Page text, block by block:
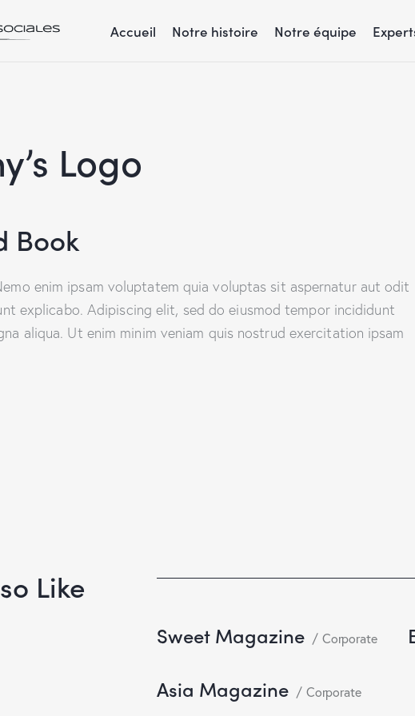
Accueil Notre histoire Notre équipe
Logo
Book
enim ipsam voluptatem quia voluptas sit aspernatur aut odit
explicabo. Adipiscing elit, sed do eiusmod tempor incididunt
aliqua. Ut enim minim veniam quis nostrud exercitation ipsam
Like
Corporate
Sweet Magazine
Corporate
Asia Magazine